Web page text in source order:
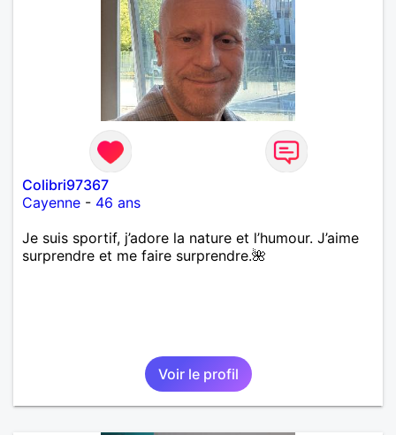
Colibri97367
Cayenne - 46 ans
Je suis sportif, j’adore la nature et l’humour. J’aime
surprendre et me faire surprendre.🌺
Voir le profil